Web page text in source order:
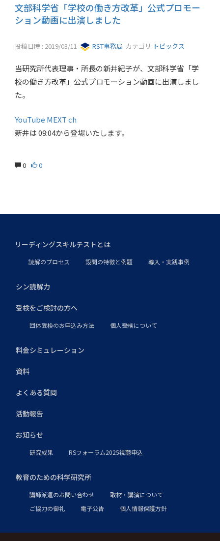
文部科学省「学校の働き方改革」公式プロモー
ション動画に出演しました
投稿日時 : 2019/03/11 RST事務局 カテゴリ: トピックス
当研究所代表理事・所長の新井紀子が、文部科学省「学
校の働き方改革」公式プロモーション動画に出演しまし
た。
YouTube MEXT ch
新井は 09:04から登場いたします。
0 0
リーディングスキルテストとは
読解のプロセス 設問の特徴と例題 導入・実践事例
シン読解力
受検をご検討の方へ
団体受検のお申込み方法 個人受検について
料金シミュレーション
資料
よくある質問
活動報告
お知らせ
研究成果 RSフォーラム2025視聴申込
教育のための科学研究所
講師派遣のお問い合わせ
取材・講演について
ご協力の御礼
電子公告 個人情報保護方針